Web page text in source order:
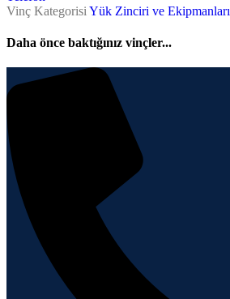
Vinç Kategorisi Yük Zinciri ve Ekipmanları
Daha önce baktığınız vinçler...